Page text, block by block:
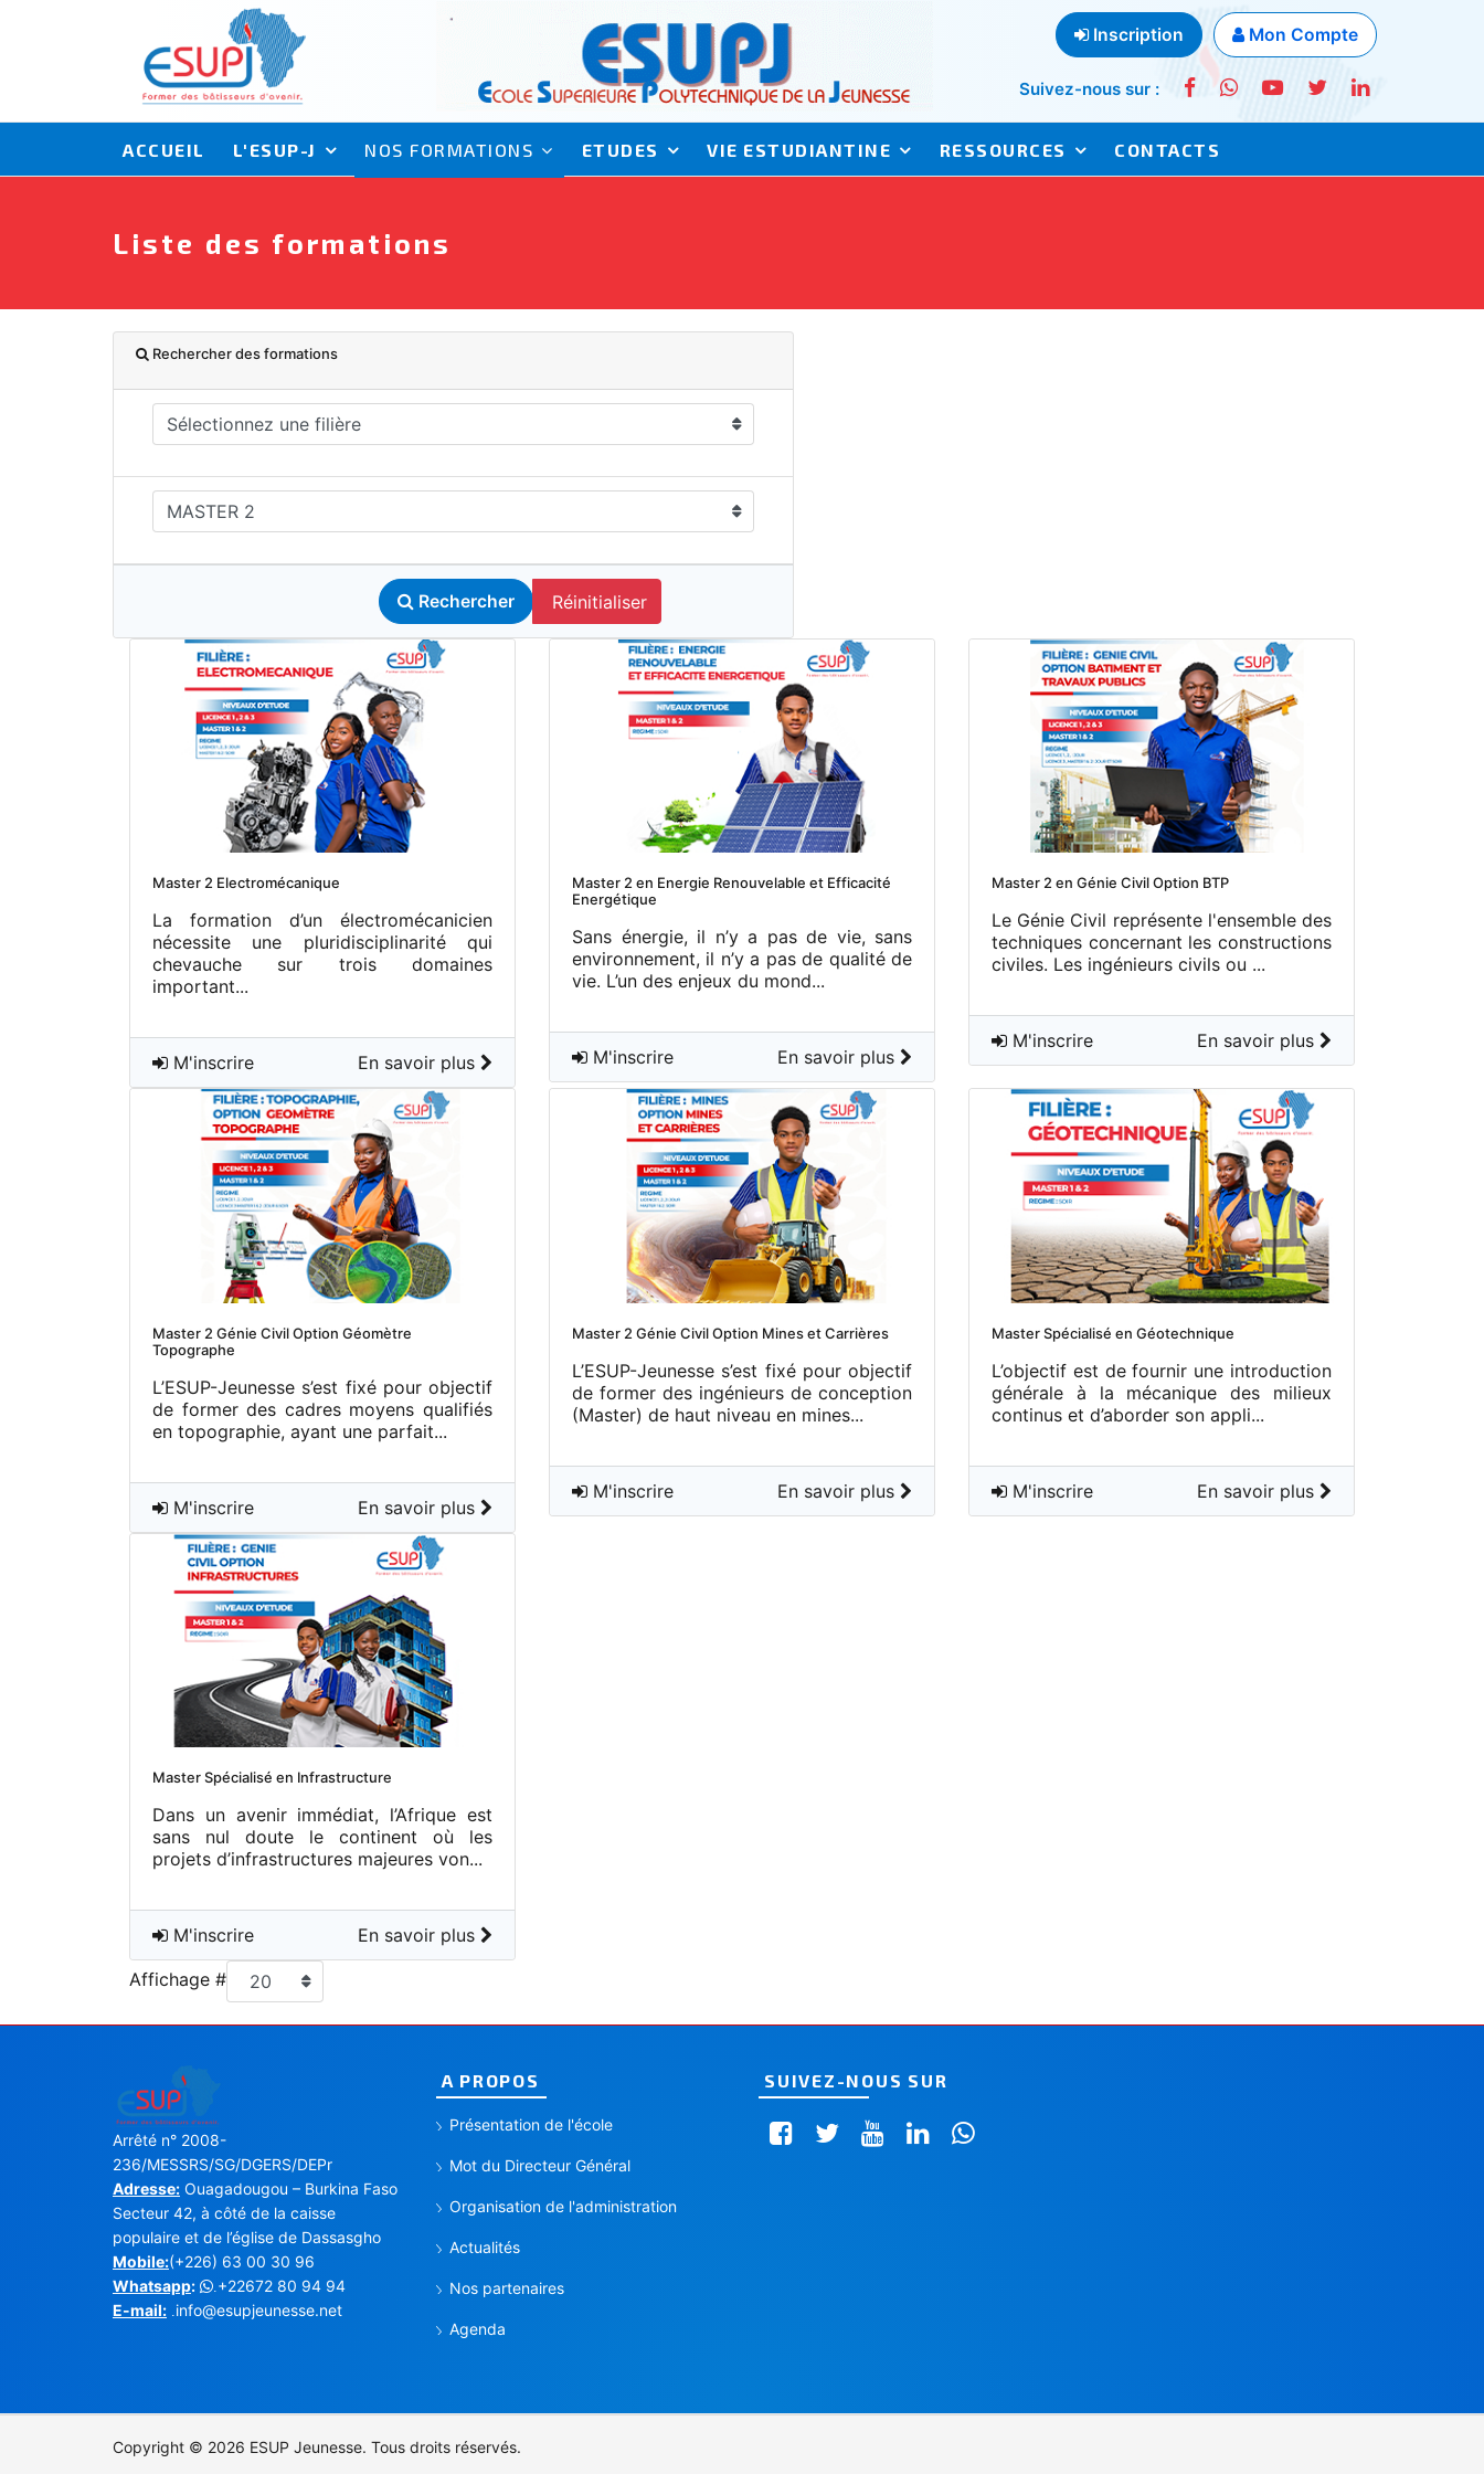
Inscription Mon Compte
Suivez-nous sur :
ACCUEIL L'ESUP-J NOS FORMATIONS ETUDES VIE ESTUDIANTINE RESSOURCES CONTACTS
Liste des formations
Rechercher des formations
Sélectionnez une filière
MASTER 2
Rechercher Réinitialiser
Master 2 Electromécanique
La formation d’un électromécanicien
nécessite une pluridisciplinarité qui
chevauche sur trois domaines
important...
M'inscrire En savoir plus
Master 2 en Energie Renouvelable et Efficacité
Energétique
Sans énergie, il n’y a pas de vie, sans
environnement, il n’y a pas de qualité de
vie. L’un des enjeux du mond...
M'inscrire En savoir plus
Master 2 en Génie Civil Option BTP
Le Génie Civil représente l'ensemble des
techniques concernant les constructions
civiles. Les ingénieurs civils ou ...
M'inscrire En savoir plus
Master 2 Génie Civil Option Géomètre
Topographe
L’ESUP-Jeunesse s’est fixé pour objectif
de former des cadres moyens qualifiés
en topographie, ayant une parfait...
M'inscrire En savoir plus
Master 2 Génie Civil Option Mines et Carrières
L’ESUP-Jeunesse s’est fixé pour objectif
de former des ingénieurs de conception
(Master) de haut niveau en mines...
M'inscrire En savoir plus
Master Spécialisé en Géotechnique
L’objectif est de fournir une introduction
générale à la mécanique des milieux
continus et d’aborder son appli...
M'inscrire En savoir plus
Master Spécialisé en Infrastructure
Dans un avenir immédiat, l’Afrique est
sans nul doute le continent où les
projets d’infrastructures majeures von...
M'inscrire En savoir plus
Affichage # 20
Arrêté n° 2008-
236/MESSRS/SG/DGERS/DEPr
Adresse: Ouagadougou – Burkina Faso
Secteur 42, à côté de la caisse
populaire et de l’église de Dassasgho
Mobile:(+226) 63 00 30 96
Whatsapp:
+22672 80 94 94
E-mail: info@esupjeunesse.net
A PROPOS
Présentation de l'école
Mot du Directeur Général
Organisation de l'administration
Actualités
Nos partenaires
Agenda
SUIVEZ-NOUS SUR
Copyright © 2026 ESUP Jeunesse. Tous droits réservés.